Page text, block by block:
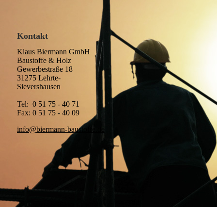
Kontakt
Klaus Biermann GmbH
Baustoffe & Holz
Gewerbestraße 18
31275 Lehrte-
Sievershausen
Tel: 0 51 75 - 40 71
Fax: 0 51 75 - 40 09
info@biermann-baustoffe.de